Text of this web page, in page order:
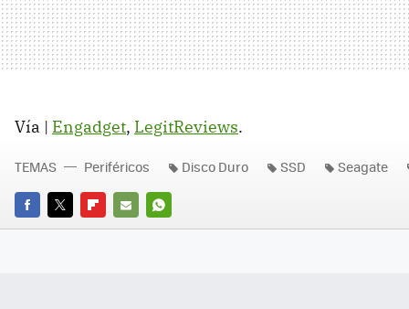
Vía | Engadget, LegitReviews.
FACEBOOK
TWITTERFLIPBOARD
E-
WHATSAPP
TEMAS Periféricos Disco Duro SSD Seagate